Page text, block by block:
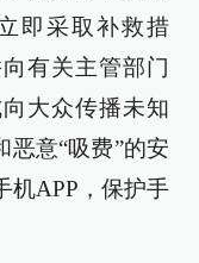
即采取补救措
有关主管部门
大众传播未知
恶意“吸费”的安
机APP，保护手